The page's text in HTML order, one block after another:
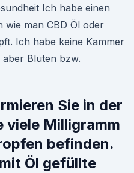
Ich habe einen
man CBD Öl oder
Ich habe keine Kammer
Blüten bzw.
Sie in der
viele Milligramm
befinden.
Öl gefüllte